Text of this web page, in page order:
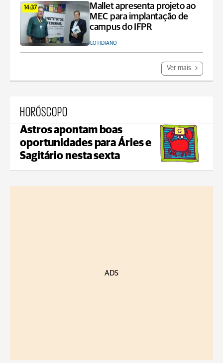
14:37
Mallet apresenta projeto ao
MEC para implantação de
campus do IFPR
COTIDIANO
Ver mais
HORÓSCOPO
Astros apontam boas
oportunidades para Áries e
Sagitário nesta sexta
ADS